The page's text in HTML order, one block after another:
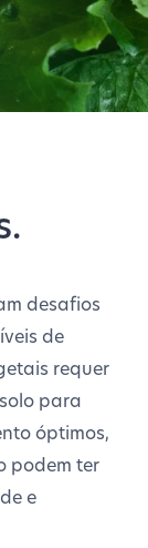
desafios
de
requer
para
óptimos,
podem ter
e